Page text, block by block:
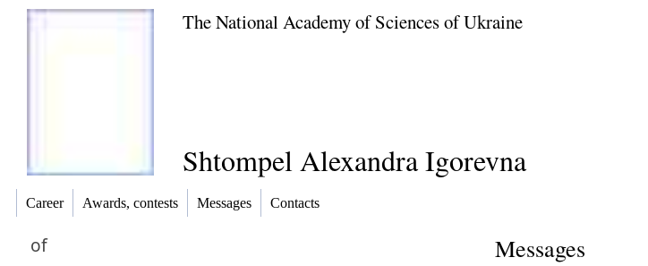
The National Academy of Sciences of Ukraine
Shtompel Alexandra Igorevna
Career Awards, contests Messages Contacts
of Messages